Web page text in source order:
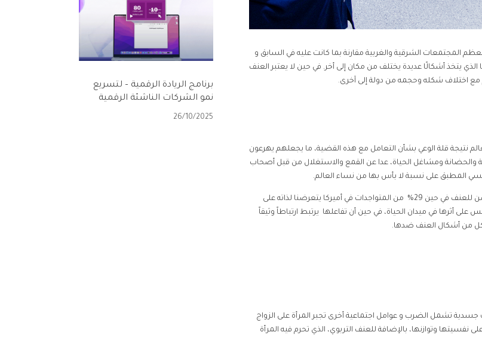
المجتمعات الشرقية والغربية مقارنة بما كانت عليه في السابق و
يتخذ أشكالًا عديدة يختلف من مكان إلى أخر. في حين لا يعتبر العنف
مع اختلاف شكله وحجمه من دولة إلى آخرى.
نتيجة قلة الوعي بشأن التعامل مع هذه القضية، ما يجعلهم يهرعون
والحضانة ومشاغل الحياة، عدا عن القمع والاستغلال من قبل أصحاب
المطبق على نسبة لا بأس بها من نساء العالم.
أن 37% من النساء المقيمات في جنوب شرق آسيا تعرضن للعنف في حين 29% من المتواجدات في أميركا يتعرضنا لذاته على
أثرها في ميدان الحياة، في حين أن تفاعلها يرتبط ارتباطاً وثيقاً
من أشكال العنف ضدها.
تشمل الضرب و عوامل اجتماعية أخرى تجبر المرأة على الزواج
وتوازنها، بالإضافة للعنف التربوي، الذي تحرم فيه المرأة
برنامج الريادة الرقمية – لتسريع
نمو الشركات الناشئة الرقمية
26/10/2025